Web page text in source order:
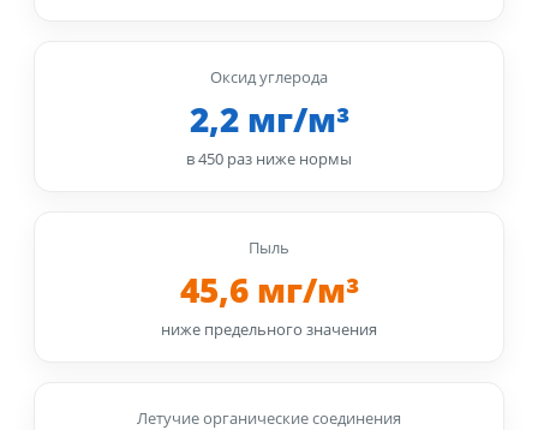
Оксид углерода
2,2 мг/м³
в 450 раз ниже нормы
Пыль
45,6 мг/м³
ниже предельного значения
Летучие органические соединения